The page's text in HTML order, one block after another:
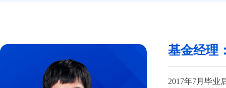
基金经理
2017年7月毕业